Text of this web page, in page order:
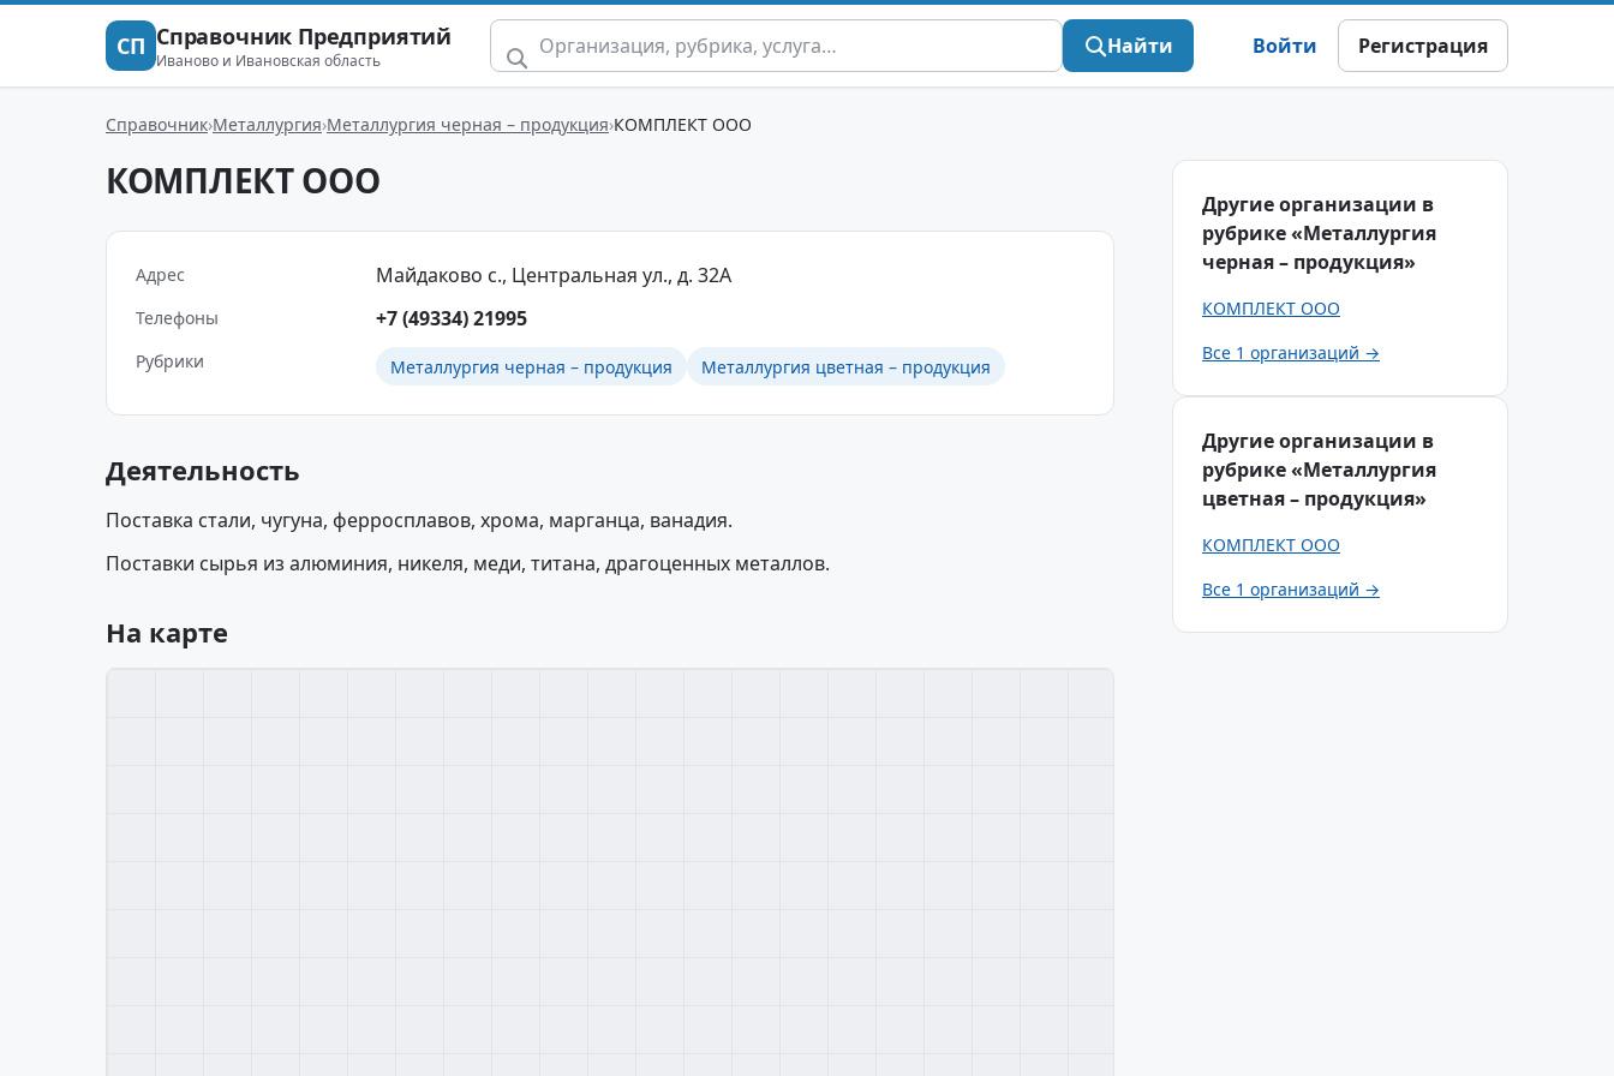
СП Справочник Предприятий
Иваново и Ивановская область
Найти Войти Регистрация
Справочник Металлургия Металлургия черная – продукция КОМПЛЕКТ ООО
КОМПЛЕКТ ООО
Адрес Майдаково с., Центральная ул., д. 32А
Телефоны +7 (49334) 21995
Рубрики Металлургия черная – продукция Металлургия цветная – продукция
Деятельность
Поставка стали, чугуна, ферросплавов, хрома, марганца, ванадия.
Поставки сырья из алюминия, никеля, меди, титана, драгоценных металлов.
На карте
Другие организации в
рубрике «Металлургия
черная – продукция»
КОМПЛЕКТ ООО
Все 1 организаций →
Другие организации в
рубрике «Металлургия
цветная – продукция»
КОМПЛЕКТ ООО
Все 1 организаций →